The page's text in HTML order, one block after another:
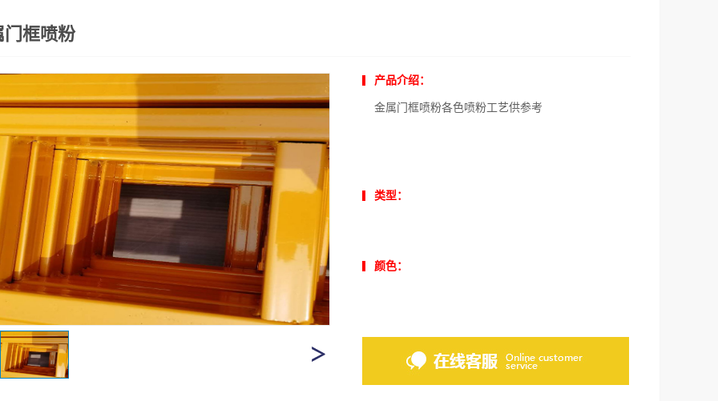
门框喷粉
产品介绍：
金属门框喷粉各色喷粉工艺供参考
类型：
颜色：